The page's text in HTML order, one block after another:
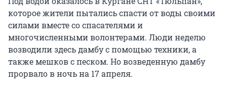
которое жители пытались спасти от воды своими
силами вместе со спасателями и
многочисленными волонтерами. Люди неделю
возводили здесь дамбу с помощью техники, а
также мешков с песком. Но возведенную дамбу
прорвало в ночь на 17 апреля.